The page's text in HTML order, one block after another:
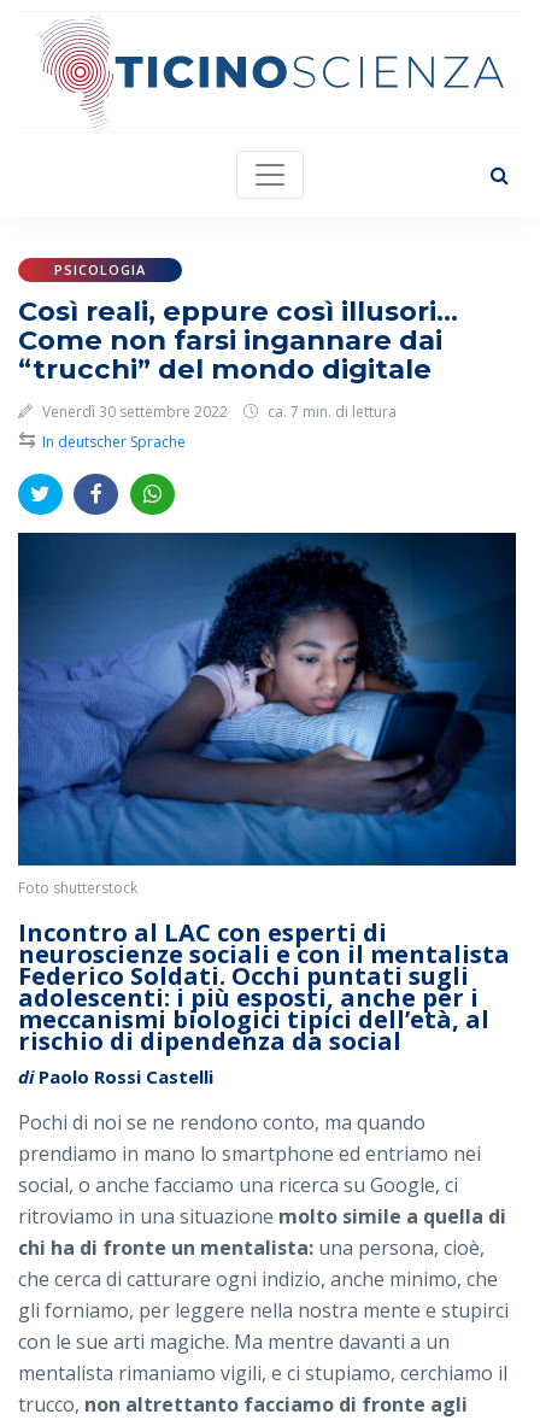
PSICOLOGIA
Così reali, eppure così illusori...
Come non farsi ingannare dai
“trucchi” del mondo digitale
Venerdì 30 settembre 2022 ca. 7 min. di lettura
⇆ In deutscher Sprache
Foto shutterstock
Incontro al LAC con esperti di
neuroscienze sociali e con il mentalista
Federico Soldati. Occhi puntati sugli
adolescenti: i più esposti, anche per i
meccanismi biologici tipici dell’età, al
rischio di dipendenza da social
diPaolo Rossi Castelli
Pochi di noi se ne rendono conto, ma quando
prendiamo in mano lo smartphone ed entriamo nei
social, o anche facciamo una ricerca su Google, ci
ritroviamo in una situazione molto simile a quella di
chi ha di fronte un mentalista: una persona, cioè,
che cerca di catturare ogni indizio, anche minimo, che
gli forniamo, per leggere nella nostra mente e stupirci
con le sue arti magiche. Ma mentre davanti a un
mentalista rimaniamo vigili, e ci stupiamo, cerchiamo il
trucco, non altrettanto facciamo di fronte agli